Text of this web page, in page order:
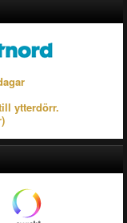
ytterdörr.